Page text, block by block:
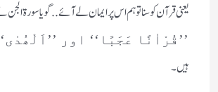
یعنی قرآن کو سنا تو ہم اس پر ایمان لے آئے.. گویا سورۃ الجن
’’قُرْاٰنًا عَجَبًا‘‘ اور
ہیں۔